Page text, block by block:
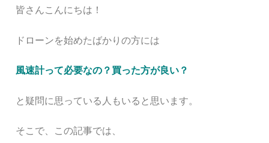
皆さんこんにちは！
ドローンを始めたばかりの方には
風速計って必要なの？買った方が良い？
と疑問に思っている人もいると思います。
そこで、この記事では、